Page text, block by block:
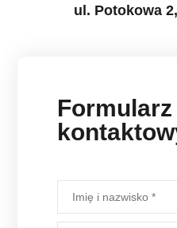
ul. Potokowa
Formularz